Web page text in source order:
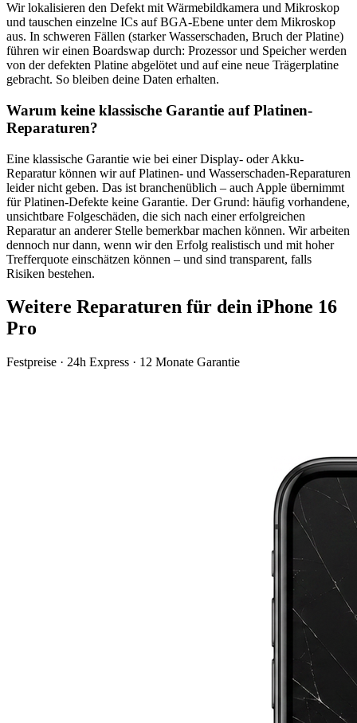
Wir lokalisieren den Defekt mit Wärmebildkamera und Mikroskop
und tauschen einzelne ICs auf BGA-Ebene unter dem Mikroskop
aus. In schweren Fällen (starker Wasserschaden, Bruch der Platine)
führen wir einen Boardswap durch: Prozessor und Speicher werden
von der defekten Platine abgelötet und auf eine neue Trägerplatine
gebracht. So bleiben deine Daten erhalten.
Warum keine klassische Garantie auf Platinen-
Reparaturen?
Eine klassische Garantie wie bei einer Display- oder Akku-
Reparatur können wir auf Platinen- und Wasserschaden-Reparaturen
leider nicht geben. Das ist branchenüblich – auch Apple übernimmt
für Platinen-Defekte keine Garantie. Der Grund: häufig vorhandene,
unsichtbare Folgeschäden, die sich nach einer erfolgreichen
Reparatur an anderer Stelle bemerkbar machen können. Wir arbeiten
dennoch nur dann, wenn wir den Erfolg realistisch und mit hoher
Trefferquote einschätzen können – und sind transparent, falls
Risiken bestehen.
Weitere Reparaturen für dein iPhone 16
Pro
Festpreise · 24h Express · 12 Monate Garantie